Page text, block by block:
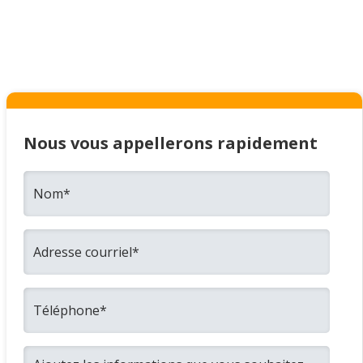
Nous vous appellerons rapidement